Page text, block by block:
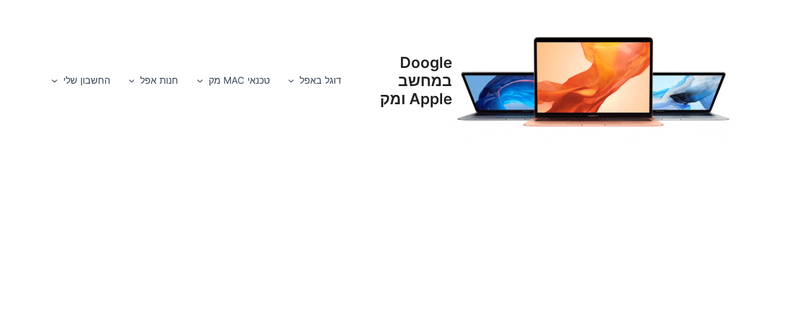
Doogle
במחשב
Apple ומק
דוגל באפל טכנאי MAC מק חנות אפל החשבון שלי